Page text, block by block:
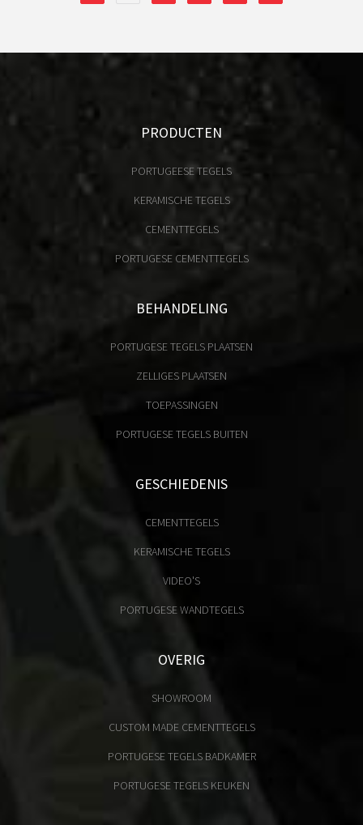
PRODUCTEN
PORTUGEESE TEGELS
KERAMISCHE TEGELS
CEMENTTEGELS
PORTUGESE CEMENTTEGELS
BEHANDELING
PORTUGESE TEGELS PLAATSEN
ZELLIGES PLAATSEN
TOEPASSINGEN
PORTUGESE TEGELS BUITEN
GESCHIEDENIS
CEMENTTEGELS
KERAMISCHE TEGELS
VIDEO'S
PORTUGESE WANDTEGELS
OVERIG
SHOWROOM
CUSTOM MADE CEMENTTEGELS
PORTUGESE TEGELS BADKAMER
PORTUGESE TEGELS KEUKEN